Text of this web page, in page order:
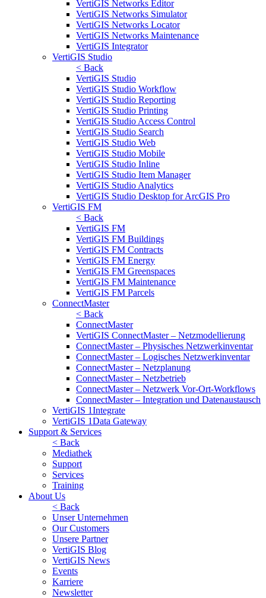
VertiGIS Networks Editor
VertiGIS Networks Simulator
VertiGIS Networks Locator
VertiGIS Networks Maintenance
VertiGIS Integrator
VertiGIS Studio
< Back
VertiGIS Studio
VertiGIS Studio Workflow
VertiGIS Studio Reporting
VertiGIS Studio Printing
VertiGIS Studio Access Control
VertiGIS Studio Search
VertiGIS Studio Web
VertiGIS Studio Mobile
VertiGIS Studio Inline
VertiGIS Studio Item Manager
VertiGIS Studio Analytics
VertiGIS Studio Desktop for ArcGIS Pro
VertiGIS FM
< Back
VertiGIS FM
VertiGIS FM Buildings
VertiGIS FM Contracts
VertiGIS FM Energy
VertiGIS FM Greenspaces
VertiGIS FM Maintenance
VertiGIS FM Parcels
ConnectMaster
< Back
ConnectMaster
VertiGIS ConnectMaster – Netzmodellierung
ConnectMaster – Physisches Netzwerkinventar
ConnectMaster – Logisches Netzwerkinventar
ConnectMaster – Netzplanung
ConnectMaster – Netzbetrieb
ConnectMaster – Netzwerk Vor-Ort-Workflows
ConnectMaster – Integration und Datenaustausch
VertiGIS 1Integrate
VertiGIS 1Data Gateway
Support & Services
< Back
Mediathek
Support
Services
Training
About Us
< Back
Unser Unternehmen
Our Customers
Unsere Partner
VertiGIS Blog
VertiGIS News
Events
Karriere
Newsletter